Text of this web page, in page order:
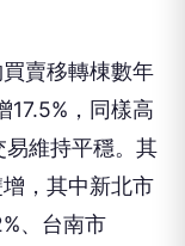
賣移轉棟數年
17.5%，同樣高
易維持平穩。其
，其中新北市
、台南市